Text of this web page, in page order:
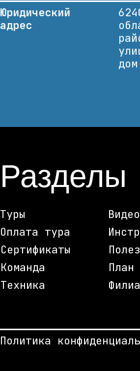
Юридический
адрес
Разделы
Туры
Оплата тура
Сертификаты
Команда
Видео
Техника
План
Политика